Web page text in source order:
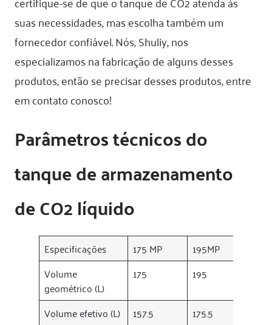
suas necessidades, mas escolha também um
fornecedor confiável. Nós, Shuliy, nos
especializamos na fabricação de alguns desses
produtos, então se precisar desses produtos, entre
em contato conosco!
Parâmetros técnicos do
tanque de armazenamento
de CO2 líquido
Especificações 175 MP 195MP
Volume
geométrico (L)
175 195
Volume efetivo (L) 157.5 175.5